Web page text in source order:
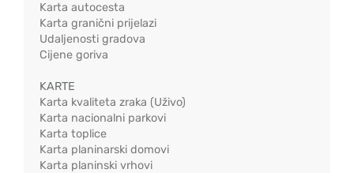
Karta autocesta
Karta granični prijelazi
Udaljenosti gradova
Cijene goriva
KARTE
Karta kvaliteta zraka (Uživo)
Karta nacionalni parkovi
Karta toplice
Karta planinarski domovi
Karta planinski vrhovi